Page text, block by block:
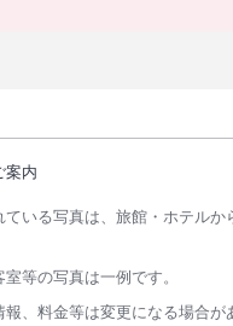
案内
ている写真は、旅館・ホテルか
等の写真は一例です。
報、料金等は変更になる場合が